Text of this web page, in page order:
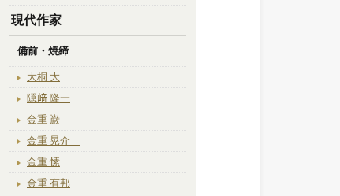
現代作家
備前・焼締
大桐 大
隠﨑 隆一
金重 巌
金重 晃介
金重 愫
金重 有邦